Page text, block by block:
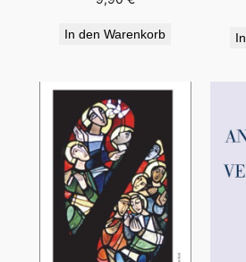
In den Warenkorb